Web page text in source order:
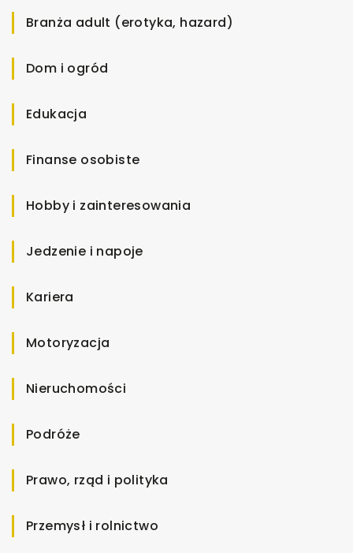
Branża adult (erotyka, hazard)
Dom i ogród
Edukacja
Finanse osobiste
Hobby i zainteresowania
Jedzenie i napoje
Kariera
Motoryzacja
Nieruchomości
Podróże
Prawo, rząd i polityka
Przemysł i rolnictwo